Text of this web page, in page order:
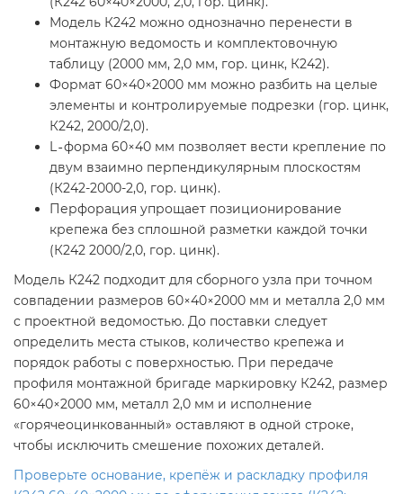
Модель К242 можно однозначно перенести в
монтажную ведомость и комплектовочную
таблицу (2000 мм, 2,0 мм, гор. цинк, К242).
Формат 60×40×2000 мм можно разбить на целые
элементы и контролируемые подрезки (гор. цинк,
К242, 2000/2,0).
L‑форма 60×40 мм позволяет вести крепление по
двум взаимно перпендикулярным плоскостям
(К242-2000-2,0, гор. цинк).
Перфорация упрощает позиционирование
крепежа без сплошной разметки каждой точки
(К242 2000/2,0, гор. цинк).
Модель К242 подходит для сборного узла при точном
совпадении размеров 60×40×2000 мм и металла 2,0 мм
с проектной ведомостью. До поставки следует
определить места стыков, количество крепежа и
порядок работы с поверхностью. При передаче
профиля монтажной бригаде маркировку К242, размер
60×40×2000 мм, металл 2,0 мм и исполнение
«горячеоцинкованный» оставляют в одной строке,
чтобы исключить смешение похожих деталей.
Проверьте основание, крепёж и раскладку профиля